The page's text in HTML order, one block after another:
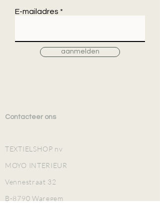
E-mailadres
aanmelden
Contacteer ons
TEXTIELSHOP nv
MOYO INTERIEUR
Vennestraat 32
B-8790 Waregem